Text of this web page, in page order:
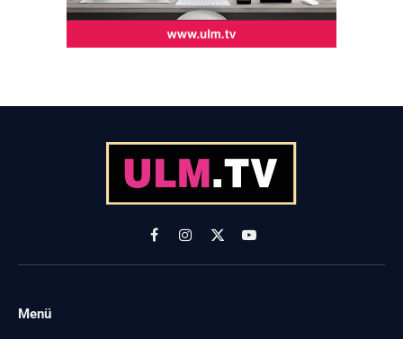
FacebookInstagram
X
(Twitter)
YouTube
Menü